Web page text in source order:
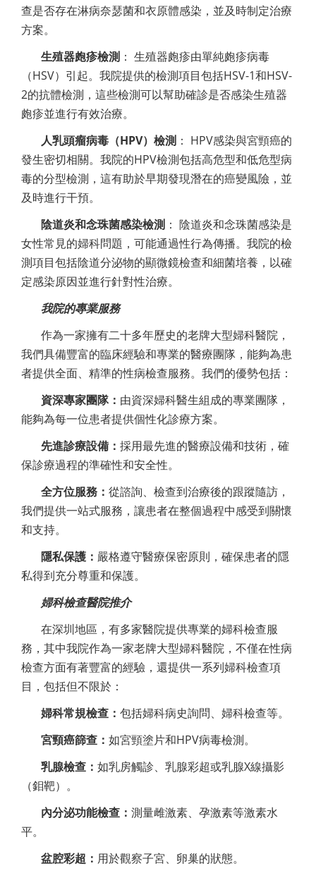
查是否存在淋病奈瑟菌和衣原體感染，並及時制定治療
方案。
生殖器皰疹檢測 ： 生殖器皰疹由單純皰疹病毒
（HSV）引起。我院提供的檢測項目包括HSV-1和HSV-
2的抗體檢測，這些檢測可以幫助確診是否感染生殖器
皰疹並進行有效治療。
人乳頭瘤病毒（HPV）檢測 ： HPV感染與宮頸癌的
發生密切相關。我院的HPV檢測包括高危型和低危型病
毒的分型檢測，這有助於早期發現潛在的癌變風險，並
及時進行干預。
陰道炎和念珠菌感染檢測 ： 陰道炎和念珠菌感染是
女性常見的婦科問題，可能通過性行為傳播。我院的檢
測項目包括陰道分泌物的顯微鏡檢查和細菌培養，以確
定感染原因並進行針對性治療。
我院的專業服務
作為一家擁有二十多年歷史的老牌大型婦科醫院，
我們具備豐富的臨床經驗和專業的醫療團隊，能夠為患
者提供全面、精準的性病檢查服務。我們的優勢包括：
資深專家團隊： 由資深婦科醫生組成的專業團隊，
能夠為每一位患者提供個性化診療方案。
先進診療設備： 採用最先進的醫療設備和技術，確
保診療過程的準確性和安全性。
全方位服務： 從諮詢、檢查到治療後的跟蹤隨訪，
我們提供一站式服務，讓患者在整個過程中感受到關懷
和支持。
隱私保護： 嚴格遵守醫療保密原則，確保患者的隱
私得到充分尊重和保護。
婦科檢查醫院推介
在深圳地區，有多家醫院提供專業的婦科檢查服
務，其中我院作為一家老牌大型婦科醫院，不僅在性病
檢查方面有著豐富的經驗，還提供一系列婦科檢查項
目，包括但不限於：
婦科常規檢查： 包括婦科病史詢問、婦科檢查等。
宮頸癌篩查： 如宮頸塗片和HPV病毒檢測。
乳腺檢查： 如乳房觸診、乳腺彩超或乳腺X線攝影
（鉬靶）。
內分泌功能檢查： 測量雌激素、孕激素等激素水
平。
盆腔彩超： 用於觀察子宮、卵巢的狀態。